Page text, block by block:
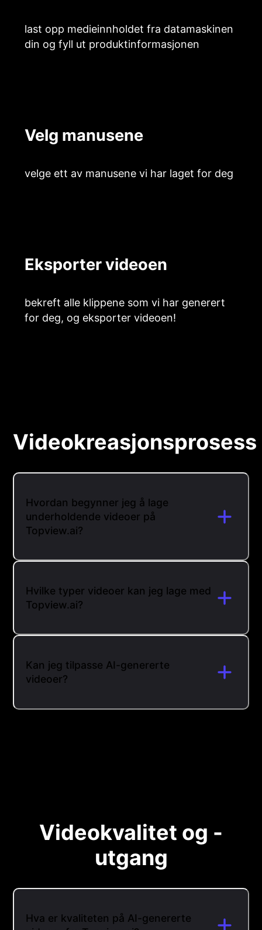
last opp medieinnholdet fra datamaskinen
din og fyll ut produktinformasjonen
Velg manusene
velge ett av manusene vi har laget for deg
Eksporter videoen
bekreft alle klippene som vi har generert
for deg, og eksporter videoen!
Videokreasjonsprosess
Hvordan begynner jeg å lage
underholdende videoer på
Topview.ai?
Hvilke typer videoer kan jeg lage med
Topview.ai?
Kan jeg tilpasse AI-genererte
videoer?
Videokvalitet og -
utgang
Hva er kvaliteten på AI-genererte